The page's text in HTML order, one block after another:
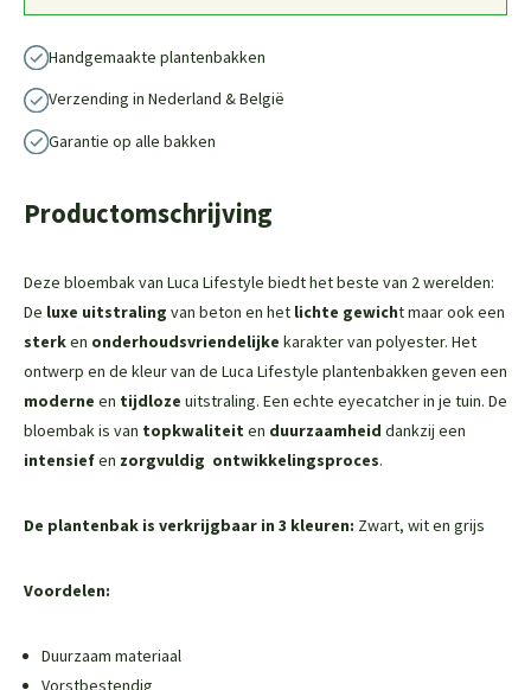
Handgemaakte plantenbakken
Verzending in Nederland & België
Garantie op alle bakken
Productomschrijving
Deze bloembak van Luca Lifestyle biedt het beste van 2 werelden:
De luxe uitstraling van beton en het lichte gewicht maar ook een
sterken onderhoudsvriendelijke karakter van polyester. Het
ontwerp en de kleur van de Luca Lifestyle plantenbakken geven een
moderne en tijdloze uitstraling. Een echte eyecatcher in je tuin. De
bloembak is van topkwaliteit en duurzaamheid dankzij een
intensiefen zorgvuldig ontwikkelingsproces.
De plantenbak is verkrijgbaar in 3 kleuren: Zwart, wit en grijs
Voordelen:
Duurzaam materiaal
Vorstbestendig